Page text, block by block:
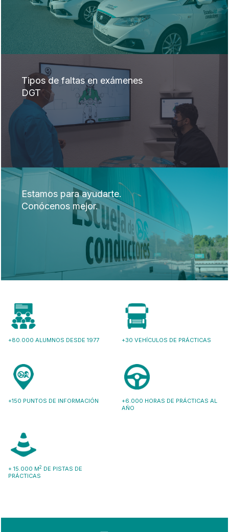
Tipos de faltas en exámenes
DGT
Estamos para ayudarte.
Conócenos mejor.
+80.000 ALUMNOS DESDE 1977 +30 VEHÍCULOS DE PRÁCTICAS
+150 PUNTOS DE INFORMACIÓN
+6.000 HORAS DE PRÁCTICAS AL
AÑO
+ 15.000 M2 DE PISTAS DE
PRÁCTICAS